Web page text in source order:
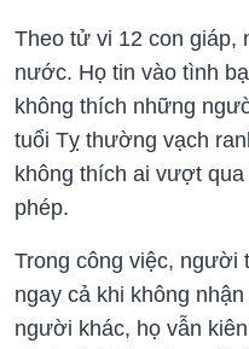
Theo tử vi 12 con giáp,
nước. Họ tin vào tình
không thích những
tuổi Tỵ thường vạch
không thích ai vượt
phép.
Trong công việc, người
ngay cả khi không
người khác, họ vẫn